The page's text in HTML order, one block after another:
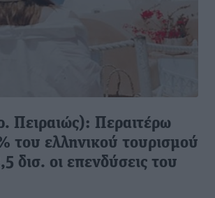
Πειραιώς): Περαιτέρω
του ελληνικού τουρισμού
δισ. οι επενδύσεις του